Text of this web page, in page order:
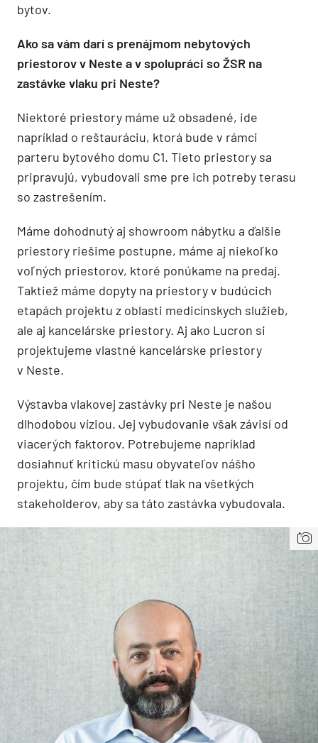
bytov.
Ako sa vám darí s prenájmom nebytových
priestorov v Neste a v spolupráci so ŽSR na
zastávke vlaku pri Neste?
Niektoré priestory máme už obsadené, ide
napríklad o reštauráciu, ktorá bude v rámci
parteru bytového domu C1. Tieto priestory sa
pripravujú, vybudovali sme pre ich potreby terasu
so zastrešením.
Máme dohodnutý aj showroom nábytku a ďalšie
priestory riešime postupne, máme aj niekoľko
voľných priestorov, ktoré ponúkame na predaj.
Taktiež máme dopyty na priestory v budúcich
etapách projektu z oblasti medicínskych služieb,
ale aj kancelárske priestory. Aj ako Lucron si
projektujeme vlastné kancelárske priestory
v Neste.
Výstavba vlakovej zastávky pri Neste je našou
dlhodobou víziou. Jej vybudovanie však závisí od
viacerých faktorov. Potrebujeme napríklad
dosiahnuť kritickú masu obyvateľov nášho
projektu, čím bude stúpať tlak na všetkých
stakeholderov, aby sa táto zastávka vybudovala.